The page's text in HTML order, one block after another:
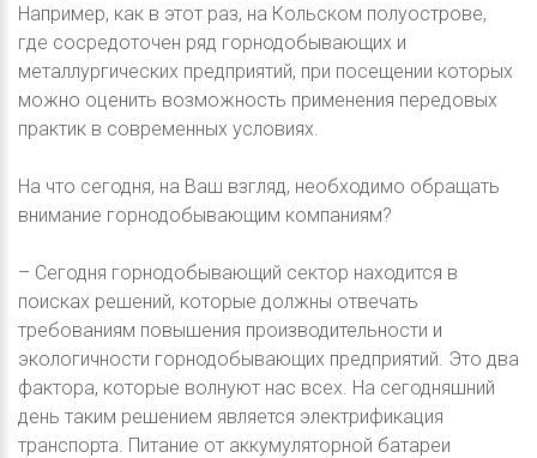
Например, как в этот раз, на Кольском полуострове,
где сосредоточен ряд горнодобывающих и
металлургических предприятий, при посещении которых
можно оценить возможность применения передовых
практик в современных условиях.
На что сегодня, на Ваш взгляд, необходимо обращать
внимание горнодобывающим компаниям?
– Сегодня горнодобывающий сектор находится в
поисках решений, которые должны отвечать
требованиям повышения производительности и
экологичности горнодобывающих предприятий. Это два
фактора, которые волнуют нас всех. На сегодняшний
день таким решением является электрификация
транспорта. Питание от аккумуляторной батареи